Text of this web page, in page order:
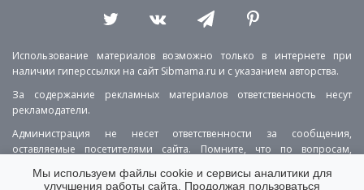
Использование материалов возможно только в интернете при
наличии гиперссылки на сайт Sibmama.ru и с указанием авторства.
За содержание рекламных материалов ответственность несут
рекламодатели.
Администрация не несет ответственности за сообщения,
оставляемые посетителями сайта. Помните, что по вопросам,
Мы используем файлы cookie и сервисы аналитики для
улучшения работы сайта. Продолжая пользоваться